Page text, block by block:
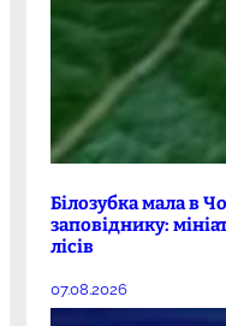
Білозубка мала в
заповіднику:
лісів
07.08.2026